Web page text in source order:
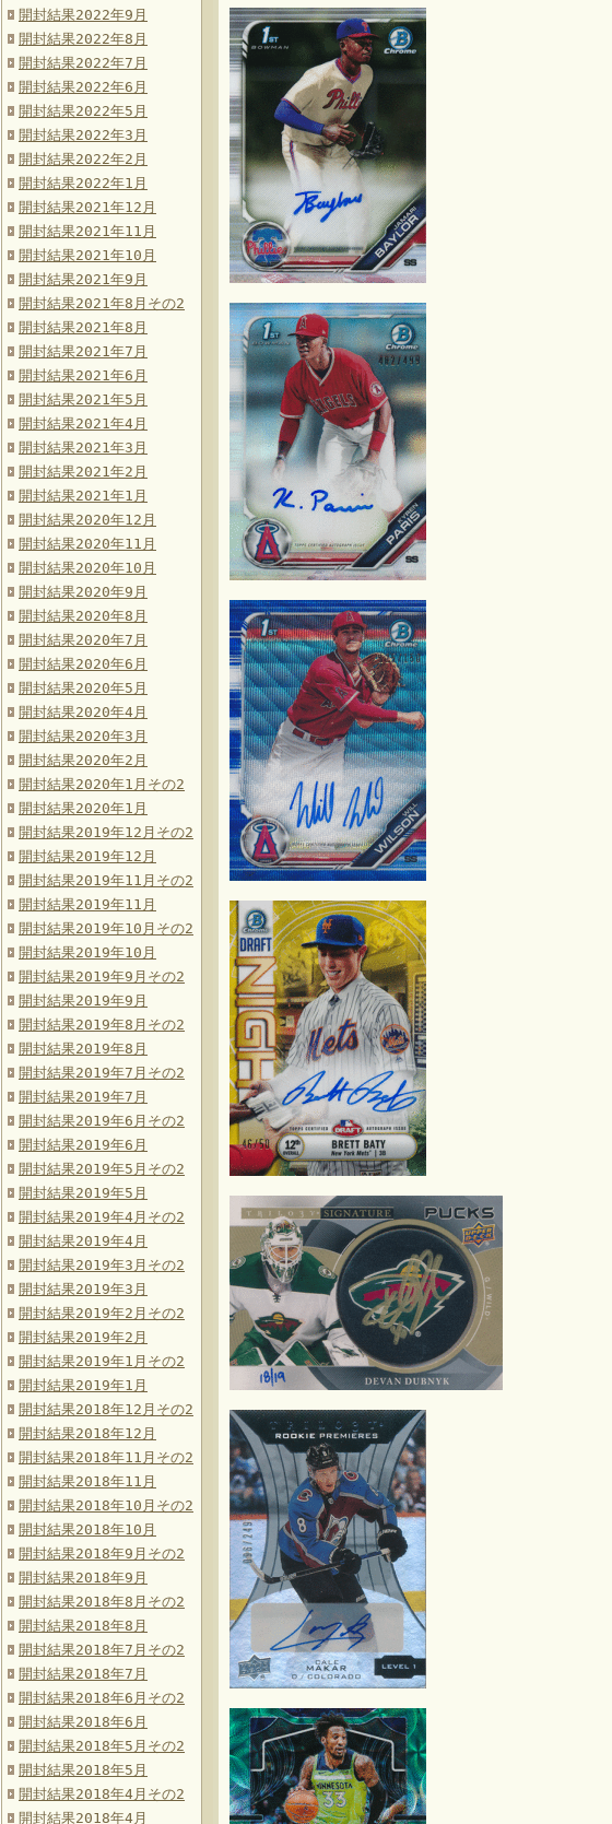
開封結果2022年9月
開封結果2022年8月
開封結果2022年7月
開封結果2022年6月
開封結果2022年5月
開封結果2022年3月
開封結果2022年2月
開封結果2022年1月
開封結果2021年12月
開封結果2021年11月
開封結果2021年10月
開封結果2021年9月
開封結果2021年8月その2
開封結果2021年8月
開封結果2021年7月
開封結果2021年6月
開封結果2021年5月
開封結果2021年4月
開封結果2021年3月
開封結果2021年2月
開封結果2021年1月
開封結果2020年12月
開封結果2020年11月
開封結果2020年10月
開封結果2020年9月
開封結果2020年8月
開封結果2020年7月
開封結果2020年6月
開封結果2020年5月
開封結果2020年4月
開封結果2020年3月
開封結果2020年2月
開封結果2020年1月その2
開封結果2020年1月
開封結果2019年12月その2
開封結果2019年12月
開封結果2019年11月その2
開封結果2019年11月
開封結果2019年10月その2
開封結果2019年10月
開封結果2019年9月その2
開封結果2019年9月
開封結果2019年8月その2
開封結果2019年8月
開封結果2019年7月その2
開封結果2019年7月
開封結果2019年6月その2
開封結果2019年6月
開封結果2019年5月その2
開封結果2019年5月
開封結果2019年4月その2
開封結果2019年4月
開封結果2019年3月その2
開封結果2019年3月
開封結果2019年2月その2
開封結果2019年2月
開封結果2019年1月その2
開封結果2019年1月
開封結果2018年12月その2
開封結果2018年12月
開封結果2018年11月その2
開封結果2018年11月
開封結果2018年10月その2
開封結果2018年10月
開封結果2018年9月その2
開封結果2018年9月
開封結果2018年8月その2
開封結果2018年8月
開封結果2018年7月その2
開封結果2018年7月
開封結果2018年6月その2
開封結果2018年6月
開封結果2018年5月その2
開封結果2018年5月
開封結果2018年4月その2
開封結果2018年4月